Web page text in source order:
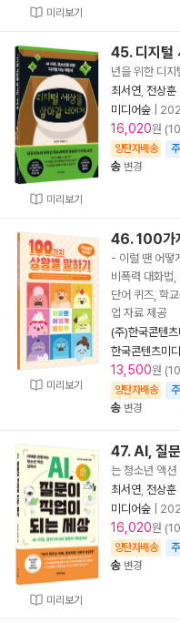
미리보기
미리보기
45. 디지털
년을 위한 디지
최서연 전상훈
미디어숲
16,020원
양탄자배송
송 변경
미리보기
46. 100가
- 이럴 땐 어떻
비폭력 대화법
단어 퀴즈, 학
업 자료 제공
(주)한국콘텐
한국콘텐츠미
13,500원
양탄자배송
송 변경
미리보기
47. AI, 질
는 청소년 액
최서연 전상훈
미디어숲
16,020원
양탄자배송
송 변경